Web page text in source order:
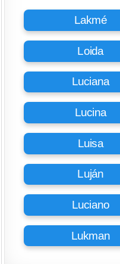
Lakmé
Loida
Luciana
Lucina
Luisa
Luján
Luciano
Lukman